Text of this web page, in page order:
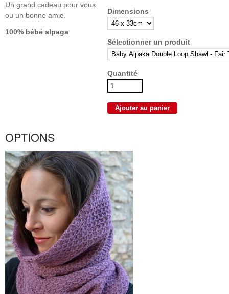
Un grand cadeau pour vous
ou un bonne amie.
100% bébé alpaga
Dimensions
Sélectionner un produit
Quantité
OPTIONS